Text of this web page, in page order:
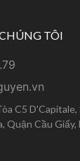
TÔI
C5
Quận Cầu Giấy,